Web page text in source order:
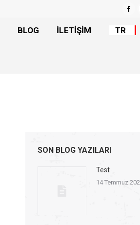
BLOG İLETİŞİM TR
SON BLOG YAZILARI
Test
14 Temmuz